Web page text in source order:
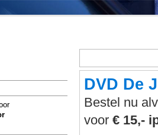
DVD De
Bestel nu
voor € 15,-